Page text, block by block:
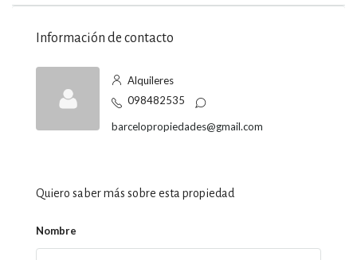
Información de contacto
Alquileres
098482535
barcelopropiedades@gmail.com
Quiero saber más sobre esta propiedad
Nombre